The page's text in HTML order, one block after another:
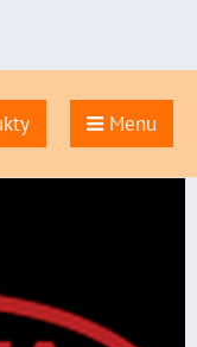
Menu